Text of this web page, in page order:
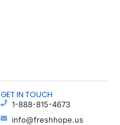
GET IN TOUCH
1-888-815-4673
info@freshhope.us